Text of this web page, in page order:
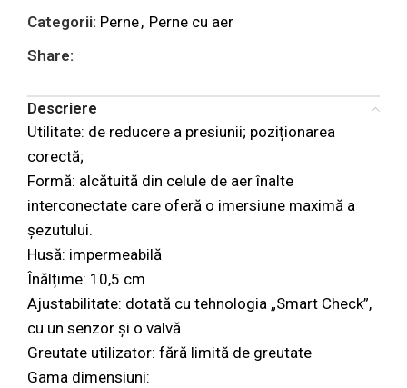
Categorii: Perne, Perne cu aer
Share:
Descriere
Utilitate: de reducere a presiunii; poziționarea
corectă;
Formă: alcătuită din celule de aer înalte
interconectate care oferă o imersiune maximă a
șezutului.
Husă: impermeabilă
Înălțime: 10,5 cm
Ajustabilitate: dotată cu tehnologia „Smart Check”,
cu un senzor și o valvă
Greutate utilizator: fără limită de greutate
Gama dimensiuni: